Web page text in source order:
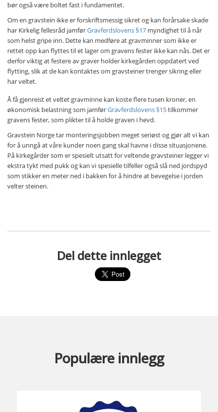
bør også være boltet fast i fundamentet.
Om en gravstein ikke er forskriftsmessig sikret og kan forårsake skade
har Kirkelig fellesråd jamførGravferdslovens §17 myndighet til å når
som helst gripe inn. Dette kan medføre at gravminner som ikke er
rettet opp kan flyttes til et lager om gravens fester ikke kan nås. Det er
derfor viktig at festere av graver holder kirkegården oppdatert ved
flytting, slik at de kan kontaktes om gravsteiner trenger sikring eller
har veltet.
Å få gjenreist et veltet gravminne kan koste flere tusen kroner, en
økonomisk belastning som jamførGravferdslovens §15tilkommer
gravens fester, som plikter til å holde graven i hevd.
Gravstein Norge tar monteringsjobben meget seriøst og gjør alt vi kan
for å unngå at våre kunder noen gang skal havne i disse situasjonene.
På kirkegårder som er spesielt utsatt for veltende gravsteiner legger vi
ekstra tykt med pukk og kan vi spesielle tilfeller også slå ned jordspyd
som stikker en meter ned i bakken for å hindre at bevegelse i jorden
velter steinen.
Del dette innlegget
Populære innlegg